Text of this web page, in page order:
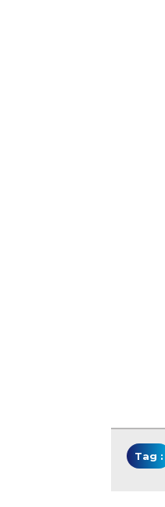
Tag :